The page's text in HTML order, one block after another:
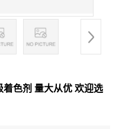
色剂 量大从优 欢迎选